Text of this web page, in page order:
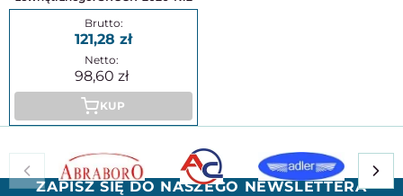
121,28
98,60
KUP
ZAPISZ SIĘ DO NASZEGO NEWSLETTERA